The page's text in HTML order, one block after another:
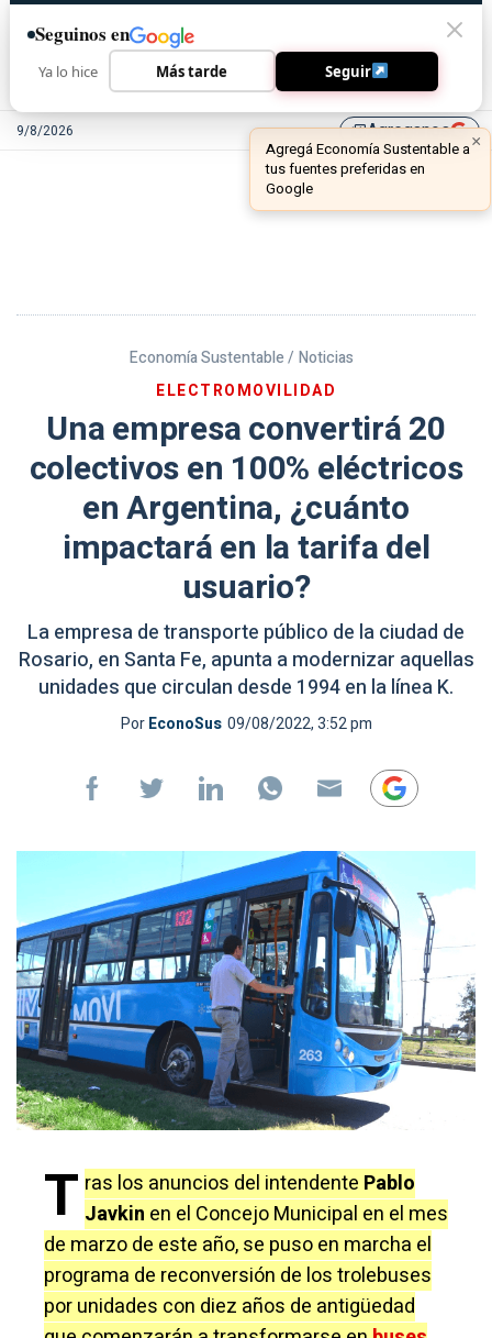
9/8/2026 library_addAgreganos
Economía Sustentable / Noticias
ELECTROMOVILIDAD
Una empresa convertirá 20
colectivos en 100% eléctricos
en Argentina, ¿cuánto
impactará en la tarifa del
usuario?
La empresa de transporte público de la ciudad de
Rosario, en Santa Fe, apunta a modernizar aquellas
unidades que circulan desde 1994 en la línea K.
PorEconoSus 09/08/2022, 3:52 pm
T ras los anuncios del intendente Pablo
Javkin en el Concejo Municipal en el mes
de marzo de este año, se puso en marcha el
programa de reconversión de los trolebuses
por unidades con diez años de antigüedad
Seguinos en
Ya lo hice Más tarde Seguir